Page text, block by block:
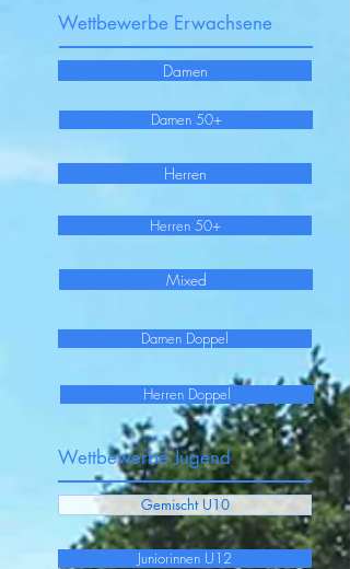
Wettbewerbe Erwachsene
Damen
Damen 50+
Herren
Herren 50+
Mixed
Damen Doppel
Herren Doppel
Wettbewerbe Jugend
Gemischt U10
Juniorinnen U12